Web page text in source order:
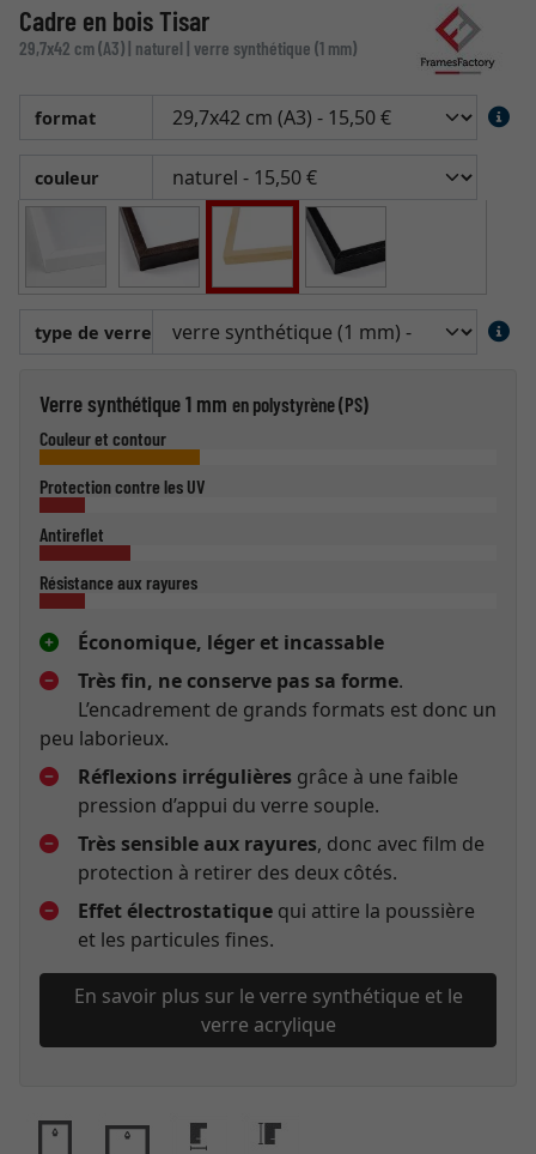
Cadre en bois Tisar
29,7x42 cm (A3) | naturel | verre synthétique (1 mm)
format
couleur
type de verre
Verre synthétique 1 mm en polystyrène (PS)
Couleur et contour
Protection contre les UV
Antireflet
Résistance aux rayures
Économique, léger et incassable
Très fin, ne conserve pas sa forme.
L’encadrement de grands formats est donc un
peu laborieux.
Réflexions irrégulières grâce à une faible
pression d’appui du verre souple.
Très sensible aux rayures, donc avec film de
protection à retirer des deux côtés.
Effet électrostatique qui attire la poussière
et les particules fines.
En savoir plus sur le verre synthétique et le
verre acrylique